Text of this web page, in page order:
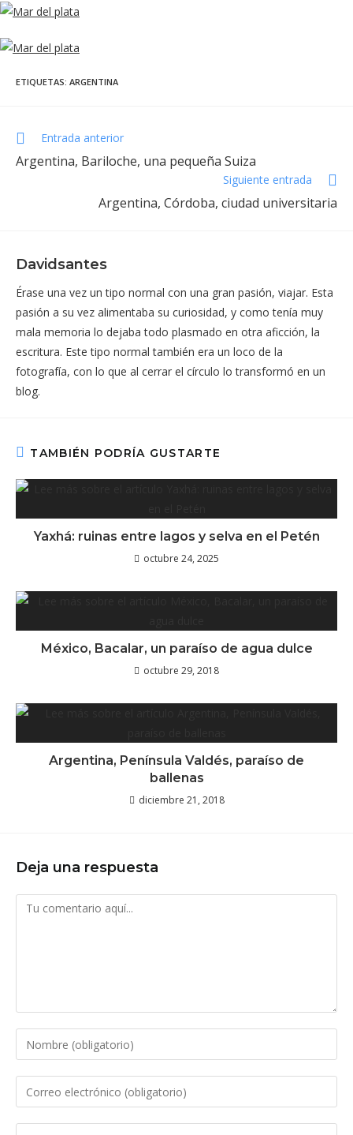
ETIQUETAS: ARGENTINA
Leer
artículos
Entrada anterior
Argentina, Bariloche, una pequeña Suiza
Siguiente entrada
Argentina, Córdoba, ciudad universitaria
Davidsantes
Érase una vez un tipo normal con una gran pasión, viajar. Esta
pasión a su vez alimentaba su curiosidad, y como tenía muy
mala memoria lo dejaba todo plasmado en otra aficción, la
escritura. Este tipo normal también era un loco de la
fotografía, con lo que al cerrar el círculo lo transformó en un
blog.
TAMBIÉN PODRÍA GUSTARTE
Yaxhá: ruinas entre lagos y selva en el Petén
octubre 24, 2025
México, Bacalar, un paraíso de agua dulce
octubre 29, 2018
Argentina, Península Valdés, paraíso de
ballenas
diciembre 21, 2018
Deja una respuesta
Comentario
Introduce
tu
nombre
Introduce
tu
dirección